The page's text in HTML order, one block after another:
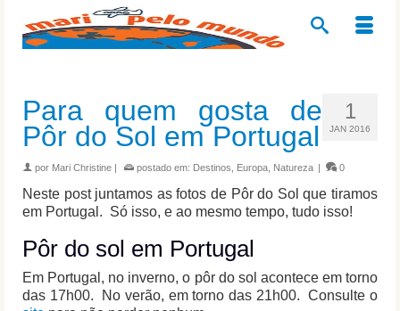
1
JAN 2016
Para quem gosta de
Pôr do Sol em Portugal
por Mari Christine | postado em: Destinos Europa Natureza | 0
Neste post juntamos as fotos de Pôr do Sol que tiramos
em Portugal. Só isso, e ao mesmo tempo, tudo isso!
Pôr do sol em Portugal
Em Portugal, no inverno, o pôr do sol acontece em torno
das 17h00. No verão, em torno das 21h00. Consulte o